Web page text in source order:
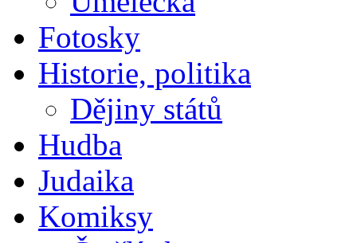
Fotosky
Historie, politika
Dějiny států
Hudba
Judaika
Komiksy